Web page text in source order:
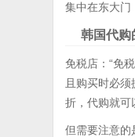
集中在东大门
韩国代购
免税店：“免
且购买时必
折，代购就可
但需要注意的